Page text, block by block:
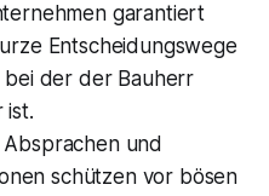
garantiert
Entscheidungswege
der der Bauherr
ist.
Absprachen und
schützen vor bösen